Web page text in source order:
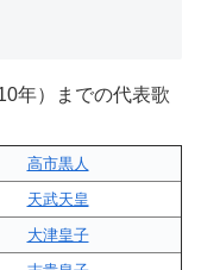
年）までの代表歌
高市黒人
天武天皇
大津皇子